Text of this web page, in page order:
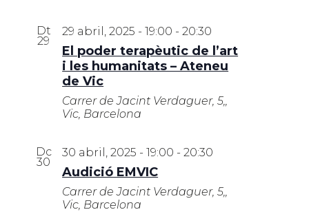
Dt
29
29 abril, 2025 - 19:00 -20:30
El poder terapèutic de l’art
i les humanitats – Ateneu
de Vic
Carrer de Jacint Verdaguer, 5,,
Vic, Barcelona
Dc
30
30 abril, 2025 - 19:00 -20:30
Audició EMVIC
Carrer de Jacint Verdaguer, 5,,
Vic, Barcelona